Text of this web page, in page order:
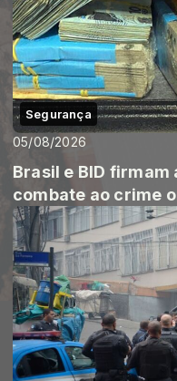
Segurança
05/08/2026
Brasil e BID
combate ao crime